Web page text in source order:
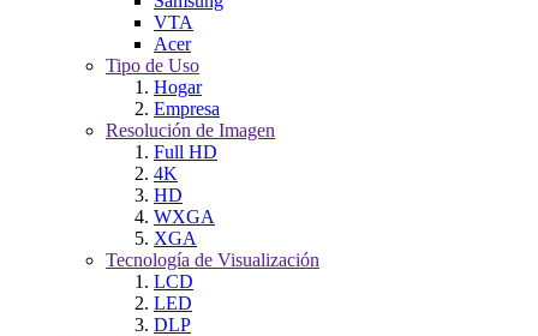
VTA
Acer
Tipo de Uso
Hogar
Empresa
Resolución de Imagen
Full HD
4K
HD
WXGA
XGA
Tecnología de Visualización
LCD
LED
DLP